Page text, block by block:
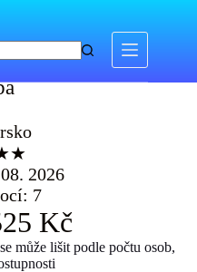
2026
7
Kč
může lišit podle počtu osob,